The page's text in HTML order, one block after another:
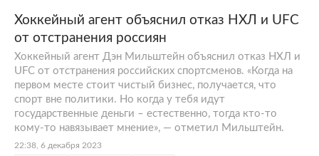
Хоккейный агент объяснил отказ НХЛ и UFC
от отстранения россиян
Хоккейный агент Дэн Мильштейн объяснил отказ НХЛ и
UFC от отстранения российских спортсменов. «Когда на
первом месте стоит чистый бизнес, получается, что
спорт вне политики. Но когда у тебя идут
государственные деньги – естественно, тогда кто-то
кому-то навязывает мнение», — отметил Мильштейн.
22:38, 6 декабря 2023